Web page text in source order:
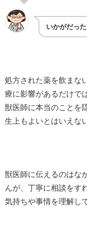
いかがだっ
処方された薬を飲まな
療に影響があるだけで
獣医師に本当のことを
生上もよいとはいえな
獣医師に伝えるのはな
んが、丁寧に相談をす
気持ちや事情を理解し